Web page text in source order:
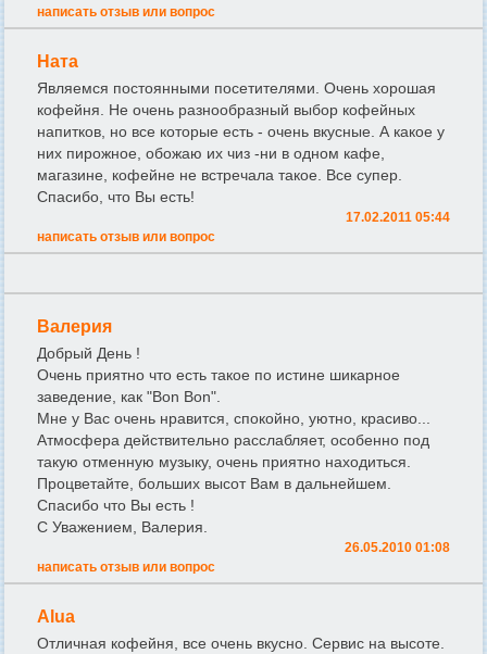
написать отзыв или вопрос
Ната
Являемся постоянными посетителями. Очень хорошая
кофейня. Не очень разнообразный выбор кофейных
напитков, но все которые есть - очень вкусные. А какое у
них пирожное, обожаю их чиз -ни в одном кафе,
магазине, кофейне не встречала такое. Все супер.
Спасибо, что Вы есть!
17.02.2011 05:44
написать отзыв или вопрос
Валерия
Добрый День !
Очень приятно что есть такое по истине шикарное
заведение, как "Bon Bon".
Мне у Вас очень нравится, спокойно, уютно, красиво...
Атмосфера действительно расслабляет, особенно под
такую отменную музыку, очень приятно находиться.
Процветайте, больших высот Вам в дальнейшем.
Спасибо что Вы есть !
С Уважением, Валерия.
26.05.2010 01:08
написать отзыв или вопрос
Alua
Отличная кофейня, все очень вкусно. Сервис на высоте.